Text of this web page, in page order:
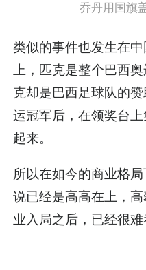
乔丹用国旗
类似的事件也发生在
上，匹克是整个巴西
克却是巴西足球队的
运冠军后，在领奖台
起来。
所以在如今的商业格
说已经是高高在上，
业入局之后，已经很难